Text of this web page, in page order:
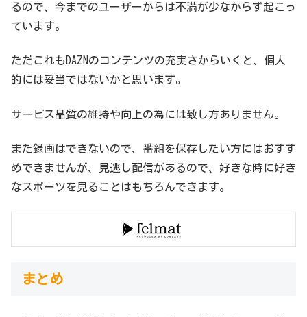
るので、今までのユーザーからは不満が少なからず起こっ
ています。
ただこれもDAZNのコンテンツの充実さからいくと、個人
的には妥当ではないかと思います。
サービス品質の維持や向上の為には致し方ありません。
また録画はできないので、番組を保存したい方にはおすす
めできませんが、見逃し配信があるので、好きな時に好き
なスポーツを見ることはもちろんできます。
まとめ